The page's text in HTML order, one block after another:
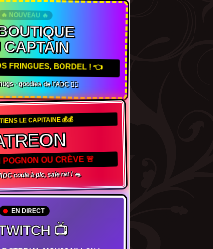
🔥 NOUVEAU 🔥
CAPTAIN
FRINGUES, BORDEL ! 👈
· goodies de l'ADC 🏴‍☠️
LE CAPITAINE 💰💰
POGNON OU CRÈVE 🚨
coule à pic, sale rat ! 🐀
EN DIRECT
📺